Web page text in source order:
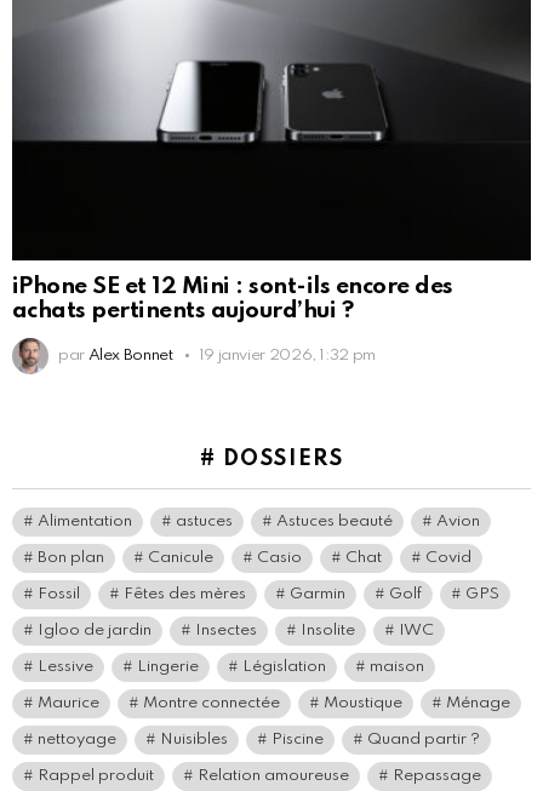
iPhone SE et 12 Mini : sont-ils encore des
achats pertinents aujourd’hui ?
par Alex Bonnet 19 janvier 2026, 1:32 pm
# DOSSIERS
Alimentation astuces Astuces beauté Avion
Bon plan Canicule Casio Chat Covid
Fossil Fêtes des mères Garmin Golf GPS
Igloo de jardin Insectes Insolite IWC
Lessive Lingerie Législation maison
Maurice Montre connectée Moustique Ménage
nettoyage Nuisibles Piscine Quand partir ?
Rappel produit Relation amoureuse Repassage